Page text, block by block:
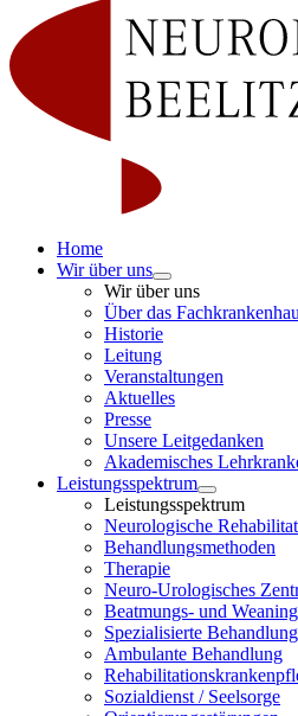
Home
Wir über uns
Wir über uns
Über das
Historie
Leitung
Veranstaltungen
Aktuelles
Presse
Unsere Leitgedanken
Akademisches
Leistungsspektrum
Leistungsspektrum
Neurologische
Behandlungsmethoden
Therapie
Neuro-Urologisches
Beatmungs- und
Spezialisierte Behandlung
Ambulante Behandlung
Sozialdienst / Seelsorge